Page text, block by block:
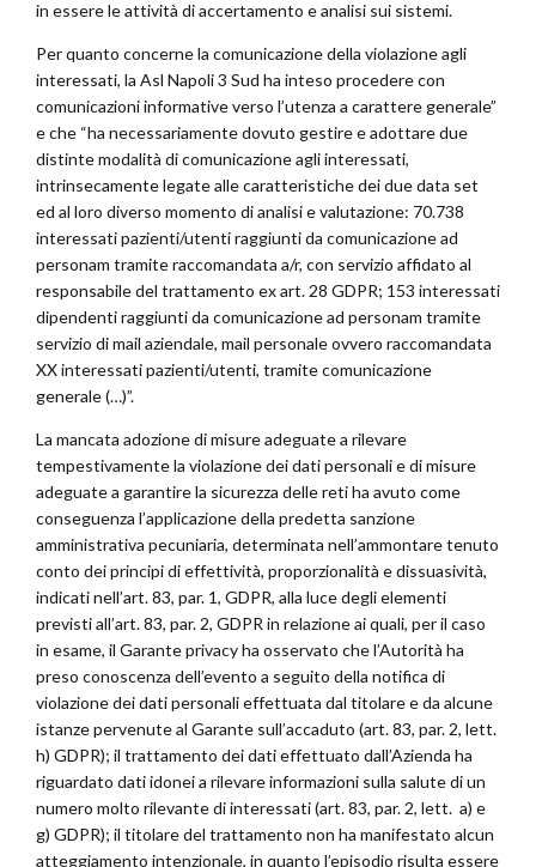
in essere le attività di accertamento e analisi sui sistemi.
Per quanto concerne la comunicazione della violazione agli
interessati, la Asl Napoli 3 Sud ha inteso procedere con
comunicazioni informative verso l’utenza a carattere generale”
e che “ha necessariamente dovuto gestire e adottare due
distinte modalità di comunicazione agli interessati,
intrinsecamente legate alle caratteristiche dei due data set
ed al loro diverso momento di analisi e valutazione: 70.738
interessati pazienti/utenti raggiunti da comunicazione ad
personam tramite raccomandata a/r, con servizio affidato al
responsabile del trattamento ex art. 28 GDPR; 153 interessati
dipendenti raggiunti da comunicazione ad personam tramite
servizio di mail aziendale, mail personale ovvero raccomandata
XX interessati pazienti/utenti, tramite comunicazione
generale (…)”.
La mancata adozione di misure adeguate a rilevare
tempestivamente la violazione dei dati personali e di misure
adeguate a garantire la sicurezza delle reti ha avuto come
conseguenza l’applicazione della predetta sanzione
amministrativa pecuniaria, determinata nell’ammontare tenuto
conto dei principi di effettività, proporzionalità e dissuasività,
indicati nell’art. 83, par. 1, GDPR, alla luce degli elementi
previsti all’art. 83, par. 2, GDPR in relazione ai quali, per il caso
in esame, il Garante privacy ha osservato che l’Autorità ha
preso conoscenza dell’evento a seguito della notifica di
violazione dei dati personali effettuata dal titolare e da alcune
istanze pervenute al Garante sull’accaduto (art. 83, par. 2, lett.
h) GDPR); il trattamento dei dati effettuato dall’Azienda ha
riguardato dati idonei a rilevare informazioni sulla salute di un
numero molto rilevante di interessati (art. 83, par. 2, lett. a) e
g) GDPR); il titolare del trattamento non ha manifestato alcun
atteggiamento intenzionale, in quanto l’episodio risulta essere